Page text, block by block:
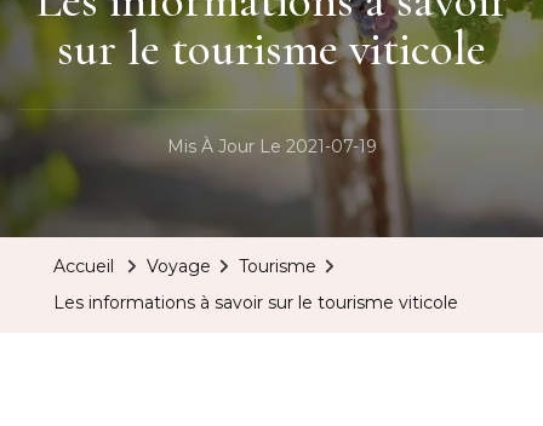
sur le tourisme viticole
Mis À Jour Le 2021-07-19
Accueil Voyage
Tourisme
Les informations à savoir sur le tourisme viticole